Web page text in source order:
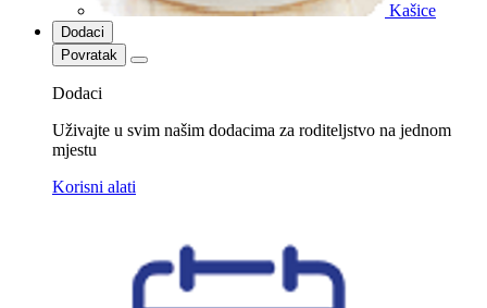
Kašice
Dodaci
Povratak
Dodaci
Uživajte u svim našim dodacima za roditeljstvo na jednom
mjestu
Korisni alati